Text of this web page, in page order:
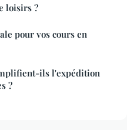
loisirs ?
pour vos cours en
ils l'expédition
?